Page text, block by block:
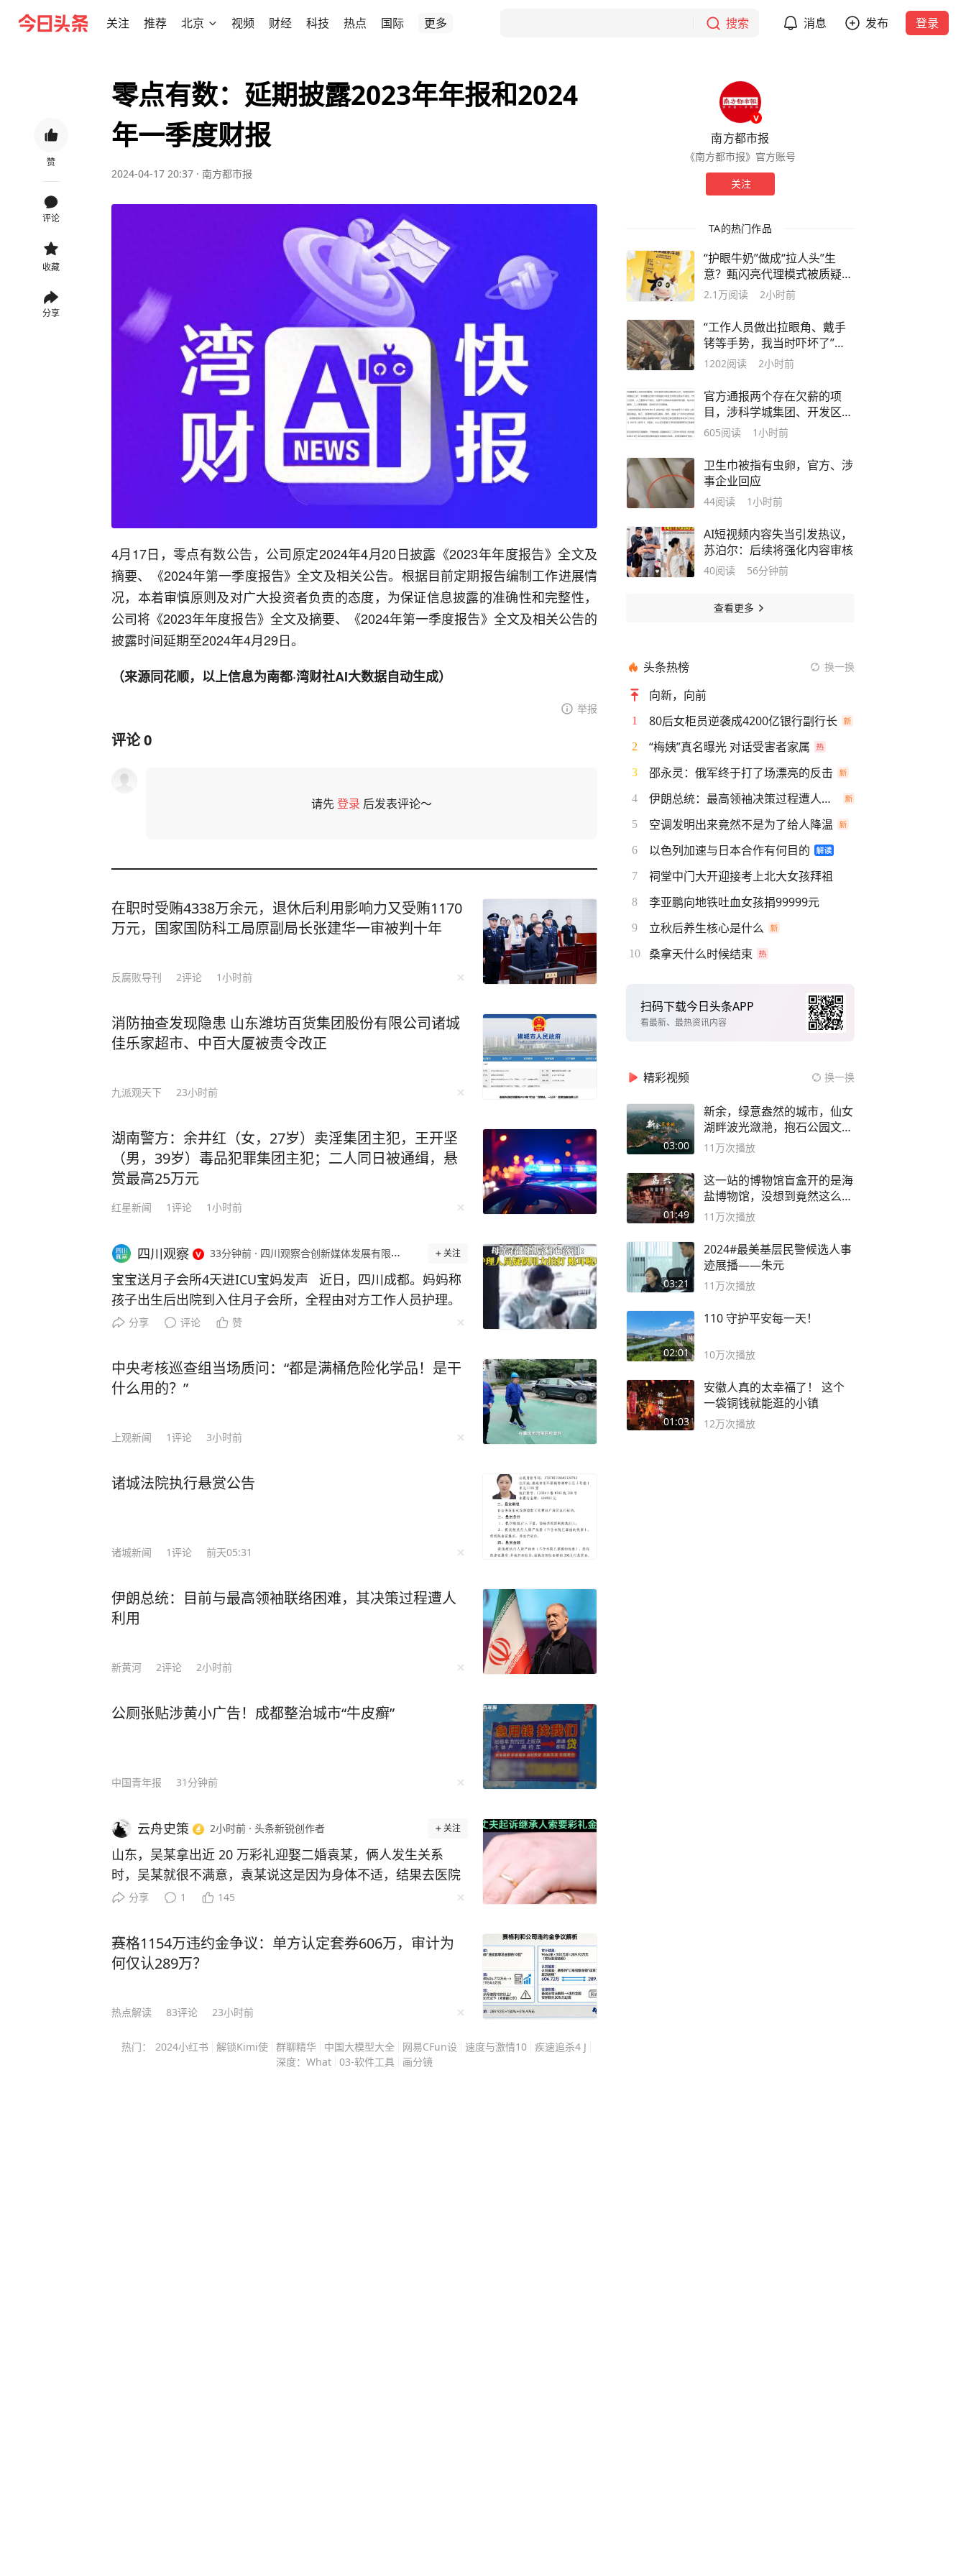
关注 推荐 北京 视频 财经 科技 热点 国际 更多 搜索 消息 发布 登录
赞
评论
收藏
分享
零点有数：延期披露2023年年报和2024
年一季度财报
2024-04-17 20:37 · 南方都市报
4月17日，零点有数公告，公司原定2024年4月20日披露《2023年年度报告》全文及
摘要、《2024年第一季度报告》全文及相关公告。根据目前定期报告编制工作进展情
况，本着审慎原则及对广大投资者负责的态度，为保证信息披露的准确性和完整性，
公司将《2023年年度报告》全文及摘要、《2024年第一季度报告》全文及相关公告的
披露时间延期至2024年4月29日。
（来源同花顺，以上信息为南都·湾财社AI大数据自动生成）
举报
评论0
请先登录 后发表评论～
在职时受贿4338万余元，退休后利用影响力又受贿1170
万元，国家国防科工局原副局长张建华一审被判十年
反腐败导刊 2评论 1小时前
消防抽查发现隐患 山东潍坊百货集团股份有限公司诸城
佳乐家超市、中百大厦被责令改正
九派观天下 23小时前
湖南警方：余井红（女，27岁）卖淫集团主犯，王开坚
（男，39岁）毒品犯罪集团主犯；二人同日被通缉，悬
赏最高25万元
红星新闻 1评论 1小时前
四川观察 33分钟前 · 四川观察合创新媒体发展有限公司官方账号 关注
宝宝送月子会所4天进ICU宝妈发声 近日，四川成都。妈妈称
孩子出生后出院到入住月子会所，全程由对方工作人员护理。
查看监控，发现护理人员有拍打吼叫行为。孩子父亲称，目前
出来后再划分责任。该月子会所的杨姓负责人，连续四次回应
记者无可奉告。截至8月5日发稿，该女婴仍在ICU，颅内出血
是否与护理有关，四川观察将持续关注。
分享 评论 赞
中央考核巡查组当场质问：“都是满桶危险化学品！是干
什么用的？”
上观新闻 1评论 3小时前
诸城法院执行悬赏公告
诸城新闻 1评论 前天05:31
伊朗总统：目前与最高领袖联络困难，其决策过程遭人
利用
新黄河 2评论 2小时前
公厕张贴涉黄小广告！成都整治城市“牛皮癣”
中国青年报 31分钟前
云舟史策 2小时前 · 头条新锐创作者 关注
山东，吴某拿出近 20 万彩礼迎娶二婚袁某，俩人发生关系
时，吴某就很不满意，袁某说这是因为身体不适，结果去医院
看了一下，女方竟然得了病！吴某想离婚被拒，只过了半年，
东男子吴某与袁某准备再婚，订婚前，吴某向袁某转账199999
元，款项被认定为彩礼。 两人登记结婚后，袁某主动返还9万
元，实际留下109999元，一段重新组建的婚姻也由此开始，婚
某被确诊患有白血病，随后前往北京治疗，仅过了1个月，吴某
没有给袁某留下太多时间，2024年3月，她因病去世，到了202
分享 1 145
赛格1154万违约金争议：单方认定套券606万，审计为
何仅认289万？
热点解读 83评论 23小时前
热门： 2024小红书 解锁Kimi使 群聊精华 中国大模型大全 网易CFun设 速度与激情10
疾速追杀4 J
深度：What 03-软件工具 画分镜
南方都市报
《南方都市报》官方账号
关注
TA的热门作品
“护眼牛奶”做成“拉人头”生
意？甄闪亮代理模式被质疑传
销
2.1万阅读 2小时前
“工作人员做出拉眼角、戴手
铐等手势，我当时吓坏了”，
泰航拒载事件亲历者讲述
1202阅读 2小时前
官方通报两个存在欠薪的项
目，涉科学城集团、开发区投
控等
605阅读 1小时前
卫生巾被指有虫卵，官方、涉
事企业回应
44阅读 1小时前
AI短视频内容失当引发热议，
苏泊尔：后续将强化内容审核
40阅读 56分钟前
查看更多
头条热榜 换一换
向新，向前
1 80后女柜员逆袭成4200亿银行副行长
2 “梅姨”真名曝光 对话受害者家属
3 邵永灵：俄军终于打了场漂亮的反击
4 伊朗总统：最高领袖决策过程遭人利用
5 空调发明出来竟然不是为了给人降温
6 以色列加速与日本合作有何目的
7 祠堂中门大开迎接考上北大女孩拜祖
8 李亚鹏向地铁吐血女孩捐99999元
9 立秋后养生核心是什么
10 桑拿天什么时候结束
扫码下载今日头条APP
看最新、最热资讯内容
精彩视频 换一换
03:00
新余，绿意盎然的城市，仙女
湖畔波光潋滟，抱石公园文化
深邃……
11万次播放
01:49
这一站的博物馆盲盒开的是海
盐博物馆，没想到竟然这么好
逛！
11万次播放
03:21
2024#最美基层民警候选人事
迹展播——朱元
11万次播放
02:01
110 守护平安每一天！
10万次播放
01:03
安徽人真的太幸福了！ 这个
一袋铜钱就能逛的小镇
12万次播放